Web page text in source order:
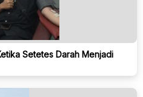
Setetes Darah Menjadi